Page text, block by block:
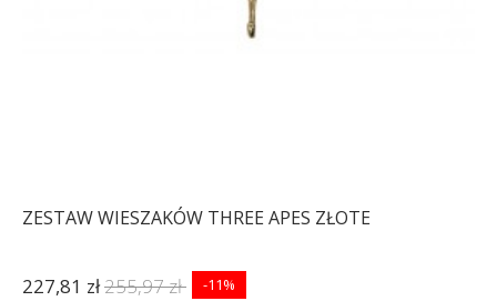
ZESTAW WIESZAKÓW THREE APES ZŁOTE
227,81 zł255,97 zł -11%